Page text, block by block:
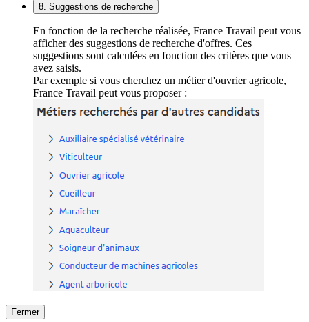
8. Suggestions de recherche
En fonction de la recherche réalisée, France Travail peut vous
afficher des suggestions de recherche d'offres. Ces
suggestions sont calculées en fonction des critères que vous
avez saisis.
Par exemple si vous cherchez un métier d'ouvrier agricole,
France Travail peut vous proposer :
Fermer